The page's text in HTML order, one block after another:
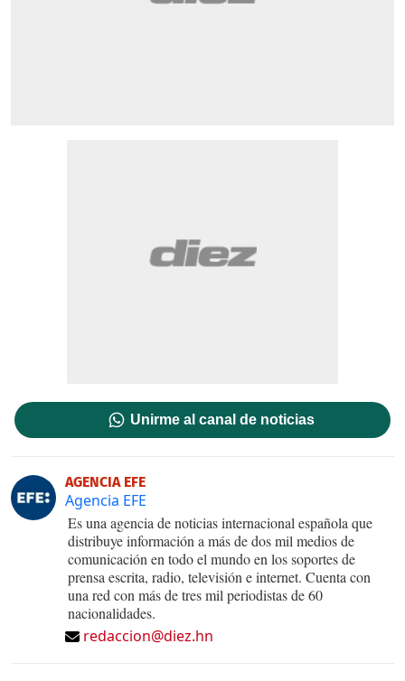
Unirme al canal de noticias
AGENCIA EFE
Agencia EFE
Es una agencia de noticias internacional española que
distribuye información a más de dos mil medios de
comunicación en todo el mundo en los soportes de
prensa escrita, radio, televisión e internet. Cuenta con
una red con más de tres mil periodistas de 60
nacionalidades.
redaccion@diez.hn